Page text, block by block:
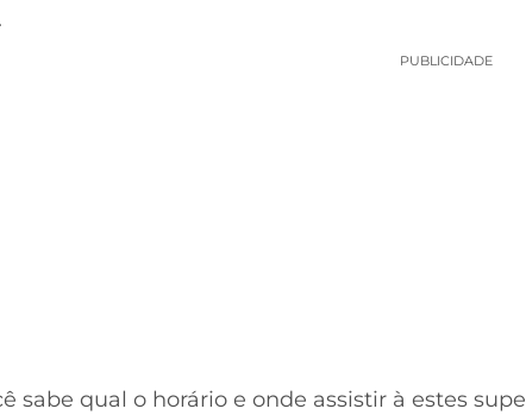
PUBLICIDADE
sabe qual o horário e onde assistir à estes